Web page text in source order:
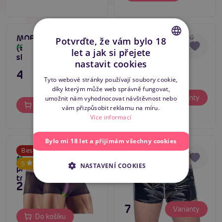
MOB Elephant Thong
(Black), pánská tanga
slon
449 Kč
Do košíku
Tip na dárek
Alfred Set, pánský
kostým sexy
komorník
Skladem
395 Kč Varianty
Bestseller
5
Cottelli C2131382
Men’s Pants 2pcs,
průhledné pánské
trenky
Skladem
249 Kč
Do košíku
Cottelli C22
Skladem
795 Kč Varianty
ENGLISH
Potvrďte, že vám bylo 18
let a jak si přejete
nastavit cookies
Tyto webové stránky používají soubory cookie,
díky kterým může web správně fungovat,
umožnit nám vyhodnocovat návštěvnost nebo
vám přizpůsobit reklamu na míru.
Více informací
Bylo mi 18 let a přijímám všechny cookies
NASTAVENÍ COOKIES